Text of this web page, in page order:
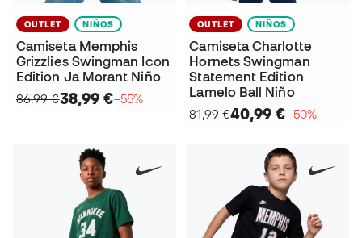
OUTLET NIÑOS
Camiseta Memphis
Grizzlies Swingman Icon
Edition Ja Morant Niño
86,99 €38,99 €−55%
OUTLET NIÑOS
Camiseta Charlotte
Hornets Swingman
Statement Edition
Lamelo Ball Niño
81,99 €40,99 €−50%